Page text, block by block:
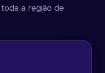
a região de